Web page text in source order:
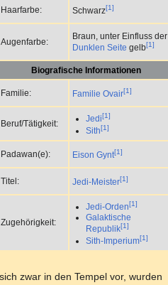
Haarfarbe: Schwarz[1]
Augenfarbe:
Braun, unter Einfluss der
Dunklen Seite gelb[1]
Biografische Informationen
Familie: Familie Ovair[1]
Beruf/Tätigkeit:
Jedi[1]
Sith[1]
Padawan(e): Eison Gynt[1]
Titel: Jedi-Meister[1]
Zugehörigkeit:
Jedi-Orden[1]
Galaktische
Republik[1]
Sith-Imperium[1]
zwar in den Tempel vor, wurden